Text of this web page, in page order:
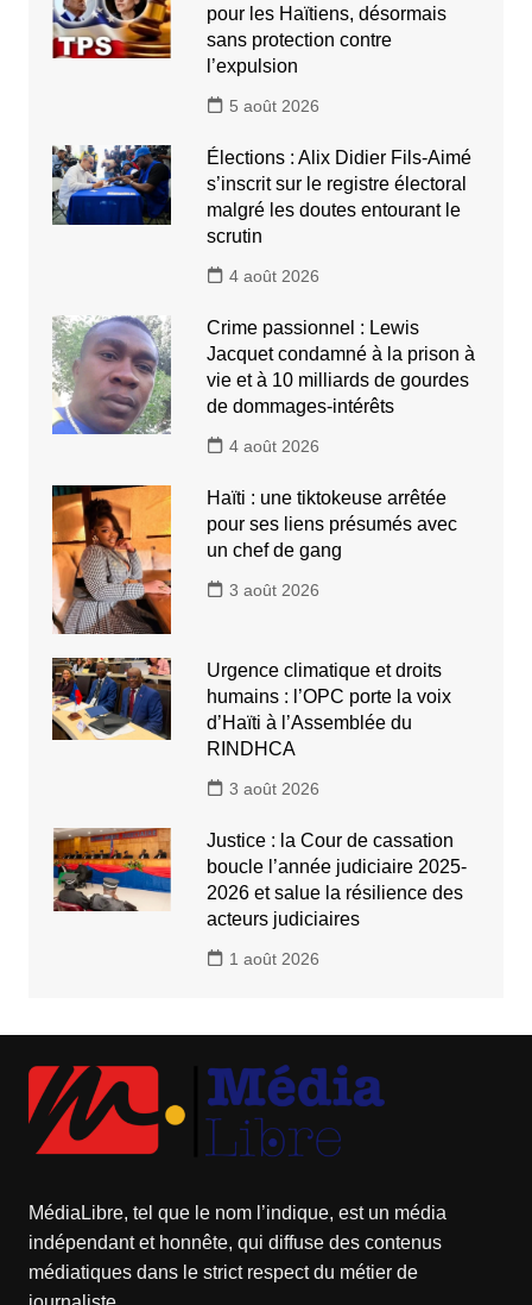
pour les Haïtiens, désormais
sans protection contre
l’expulsion
5 août 2026
Élections : Alix Didier Fils-Aimé
s’inscrit sur le registre électoral
malgré les doutes entourant le
scrutin
4 août 2026
Crime passionnel : Lewis
Jacquet condamné à la prison à
vie et à 10 milliards de gourdes
de dommages-intérêts
4 août 2026
Haïti : une tiktokeuse arrêtée
pour ses liens présumés avec
un chef de gang
3 août 2026
Urgence climatique et droits
humains : l’OPC porte la voix
d’Haïti à l’Assemblée du
RINDHCA
3 août 2026
Justice : la Cour de cassation
boucle l’année judiciaire 2025-
2026 et salue la résilience des
acteurs judiciaires
1 août 2026
MédiaLibre, tel que le nom l’indique, est un média
indépendant et honnête, qui diffuse des contenus
médiatiques dans le strict respect du métier de